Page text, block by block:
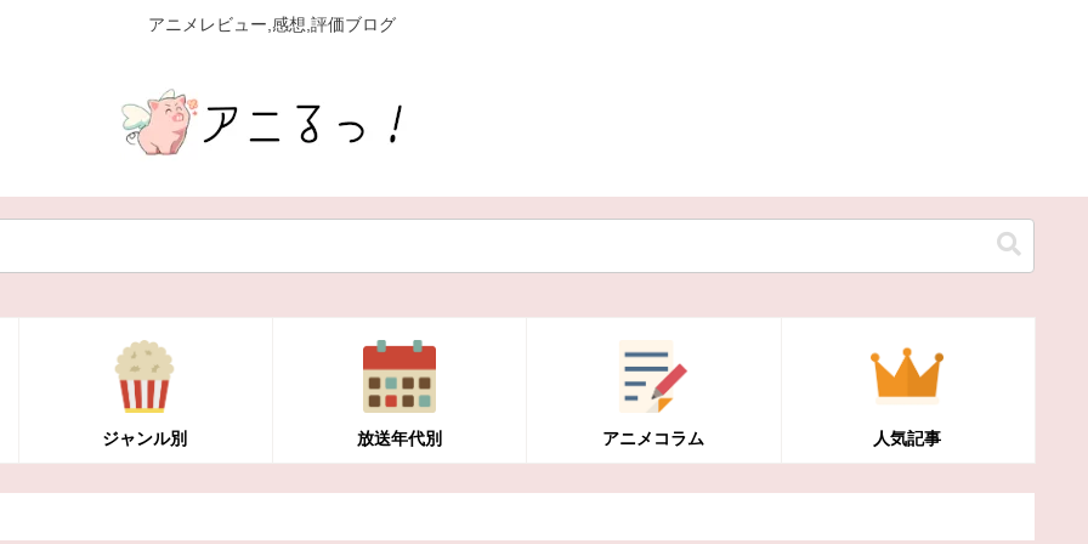
アニメレビュー,感想,評価ブログ
ジャンル別 放送年代別 アニメコラム 人気記事